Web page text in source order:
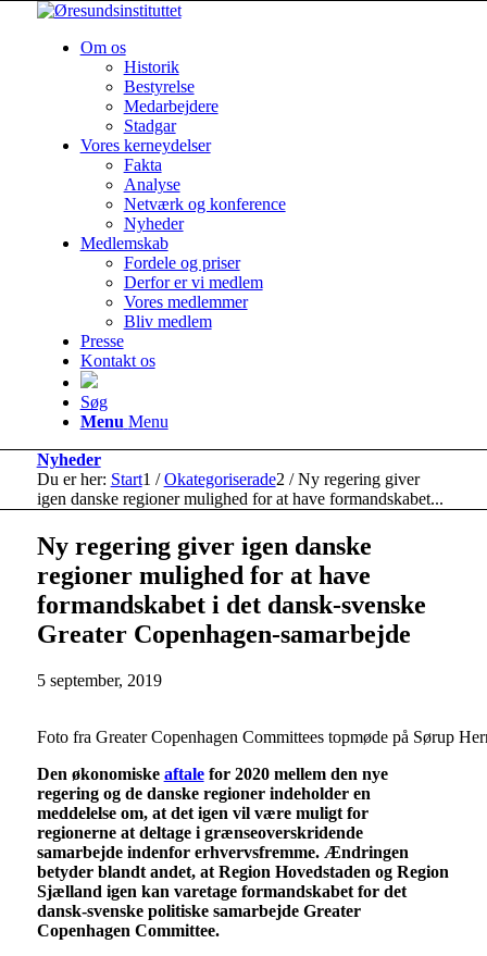
Om os
Historik
Bestyrelse
Medarbejdere
Stadgar
Vores kerneydelser
Fakta
Analyse
Netværk og konference
Nyheder
Medlemskab
Fordele og priser
Derfor er vi medlem
Vores medlemmer
Bliv medlem
Presse
Kontakt os
Søg
Menu Menu
Nyheder
Du er her: Start1 / Okategoriserade2 / Ny regering giver
igen danske regioner mulighed for at have formandskabet...
Ny regering giver igen danske
regioner mulighed for at have
formandskabet i det dansk-svenske
Greater Copenhagen-samarbejde
5 september, 2019
Foto fra Greater Copenhagen Committees topmøde på Sørup
Den økonomiske aftalefor 2020 mellem den nye
regering og de danske regioner indeholder en
meddelelse om, at det igen vil være muligt for
regionerne at deltage i grænseoverskridende
samarbejde indenfor erhvervsfremme. Ændringen
betyder blandt andet, at Region Hovedstaden og Region
Sjælland igen kan varetage formandskabet for det
dansk-svenske politiske samarbejde Greater
Copenhagen Committee.